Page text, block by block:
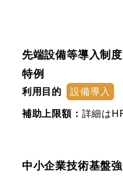
先端設備等導入制
特例
利用目的
設備導入
補助上限額： 詳細は
中小企業技術基盤